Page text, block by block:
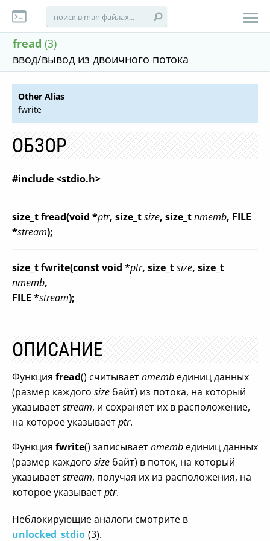
fread (3)
ввод/вывод из двоичного потока
Other Alias
fwrite
ОБЗОР
#include <stdio.h>
size_t fread(void *ptr, size_tsize, size_tnmemb, FILE
*stream);
size_t fwrite(const void *ptr, size_tsize, size_t
nmemb,
FILE *stream);
ОПИСАНИЕ
Функция fread() считываетnmemb единиц данных
(размер каждого size байт) из потока, на который
указываетstream, и сохраняет их в расположение,
на которое указываетptr.
Функция fwrite() записываетnmemb единиц данных
(размер каждого size байт) в поток, на который
указываетstream, получая их из расположения, на
которое указываетptr.
Неблокирующие аналоги смотрите в
unlocked_stdio (3).